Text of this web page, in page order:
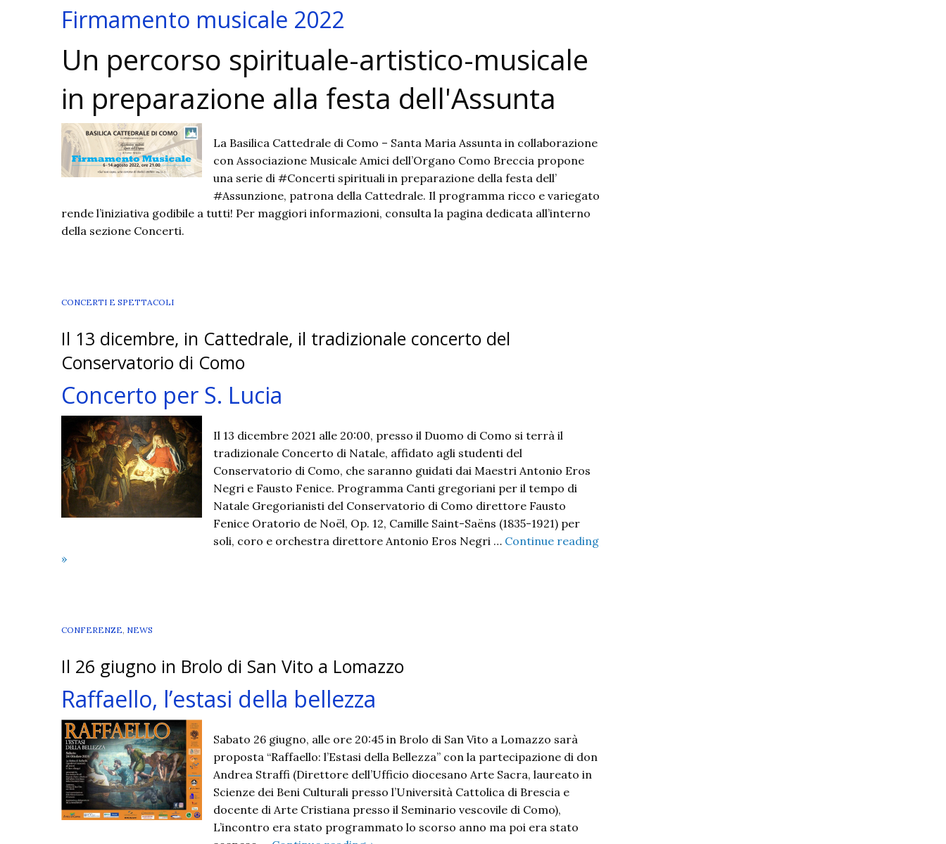
Firmamento musicale 2022
Un percorso spirituale-artistico-musicale
in preparazione alla festa dell'Assunta
La Basilica Cattedrale di Como – Santa Maria Assunta in collaborazione
con Associazione Musicale Amici dell’Organo Como Breccia propone
una serie di #Concerti spirituali in preparazione della festa dell’
#Assunzione, patrona della Cattedrale. Il programma ricco e variegato
rende l’iniziativa godibile a tutti! Per maggiori informazioni, consulta la pagina dedicata all’interno
della sezione Concerti.
CONCERTI E SPETTACOLI
Il 13 dicembre, in Cattedrale, il tradizionale concerto del
Conservatorio di Como
Concerto per S. Lucia
Il 13 dicembre 2021 alle 20:00, presso il Duomo di Como si terrà il
tradizionale Concerto di Natale, affidato agli studenti del
Conservatorio di Como, che saranno guidati dai Maestri Antonio Eros
Negri e Fausto Fenice. Programma Canti gregoriani per il tempo di
Natale Gregorianisti del Conservatorio di Como direttore Fausto
Fenice Oratorio de Noël, Op. 12, Camille Saint-Saëns (1835-1921) per
soli, coro e orchestra direttore Antonio Eros Negri … Continue reading
Concerto
»
CONFERENZE, NEWS
Il 26 giugno in Brolo di San Vito a Lomazzo
Raffaello, l’estasi della bellezza
Sabato 26 giugno, alle ore 20:45 in Brolo di San Vito a Lomazzo sarà
proposta “Raffaello: l’Estasi della Bellezza” con la partecipazione di don
Andrea Straffi (Direttore dell’Ufficio diocesano Arte Sacra, laureato in
Scienze dei Beni Culturali presso l’Università Cattolica di Brescia e
docente di Arte Cristiana presso il Seminario vescovile di Como),
L’incontro era stato programmato lo scorso anno ma poi era stato